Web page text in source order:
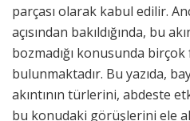
parçası olarak kabul edilir.
açısından bakıldığında, bu
bozmadığı konusunda
bulunmaktadır. Bu yazıda,
akıntının türlerini, abdeste
bu konudaki görüşlerini ele